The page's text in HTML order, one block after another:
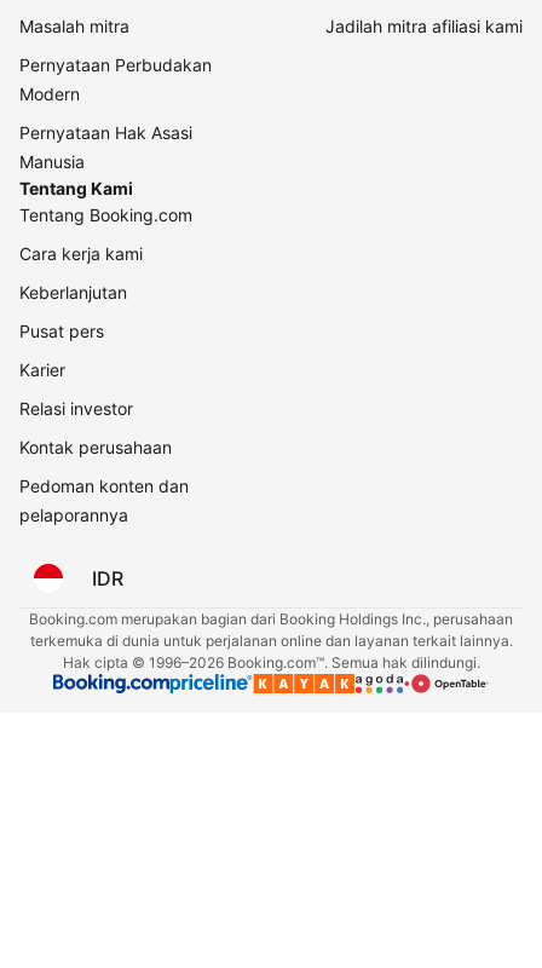
Masalah mitra
Pernyataan Perbudakan
Modern
Pernyataan Hak Asasi
Manusia
Jadilah mitra afiliasi kami
Tentang Kami
Tentang Booking.com
Cara kerja kami
Keberlanjutan
Pusat pers
Karier
Relasi investor
Kontak perusahaan
Pedoman konten dan
pelaporannya
IDR
Booking.com merupakan bagian dari Booking Holdings Inc., perusahaan
terkemuka di dunia untuk perjalanan online dan layanan terkait lainnya.
Hak cipta © 1996–2026 Booking.com™. Semua hak dilindungi.